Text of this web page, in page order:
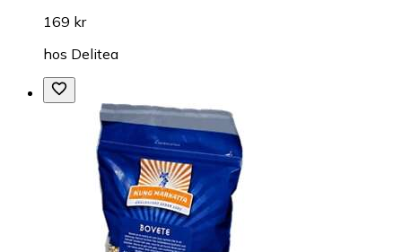
169 kr
hos Delitea